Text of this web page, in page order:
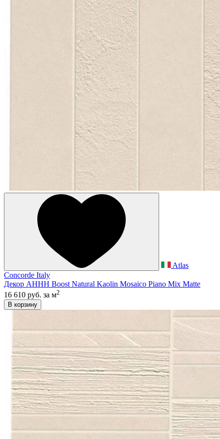
Atlas
Concorde Italy
Декор AHHH Boost Natural Kaolin Mosaico Piano Mix Matte
16 610 руб. за м2
В корзину